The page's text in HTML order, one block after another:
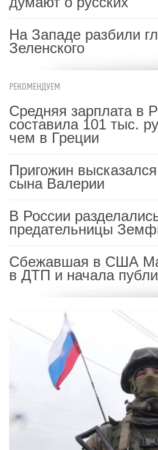
На Западе разбили
Зеленского
РЕКОМЕНДУЕМ
Средняя зарплата в
составила 101 тыс.
чем в Греции
Пригожин
сына Валерии
В России
предательницы
Сбежавшая в США
в ДТП и начала